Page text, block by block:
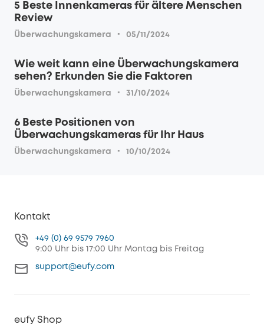
5 Beste Innenkameras für ältere Menschen
Review
Überwachungskamera · 05/11/2024
Wie weit kann eine Überwachungskamera
sehen? Erkunden Sie die Faktoren
Überwachungskamera · 31/10/2024
6 Beste Positionen von
Überwachungskameras für Ihr Haus
Überwachungskamera · 10/10/2024
Kontakt
+49 (0) 69 9579 7960
9:00 Uhr bis 17:00 Uhr Montag bis Freitag
support@eufy.com
eufy Shop